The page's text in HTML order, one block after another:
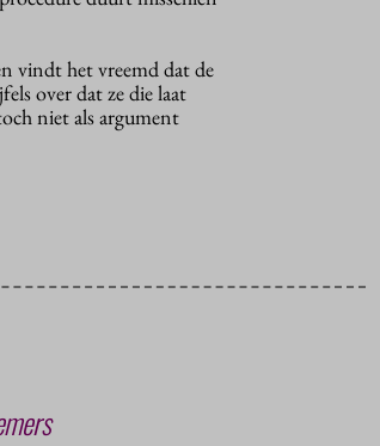
vindt het vreemd dat de
over dat ze die laat
niet als argument